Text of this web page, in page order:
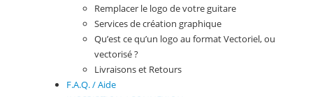
Remplacer le logo de votre guitare
Services de création graphique
Qu’est ce qu’un logo au format Vectoriel, ou
vectorisé ?
Livraisons et Retours
F.A.Q. / Aide